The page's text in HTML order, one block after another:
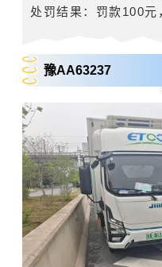
处罚结果：罚款100元
豫AA63237